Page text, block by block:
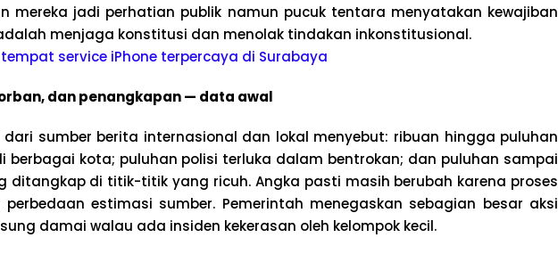
mereka jadi perhatian publik namun pucuk tentara menyatakan kewajiban
menjaga konstitusi dan menolak tindakan inkonstitusional.
service iPhone terpercaya di Surabaya
dan penangkapan — data awal
dari sumber berita internasional dan lokal menyebut: ribuan hingga puluhan
berbagai kota; puluhan polisi terluka dalam bentrokan; dan puluhan sampai
ditangkap di titik-titik yang ricuh. Angka pasti masih berubah karena proses
estimasi sumber. Pemerintah menegaskan sebagian besar aksi
damai walau ada insiden kekerasan oleh kelompok kecil.